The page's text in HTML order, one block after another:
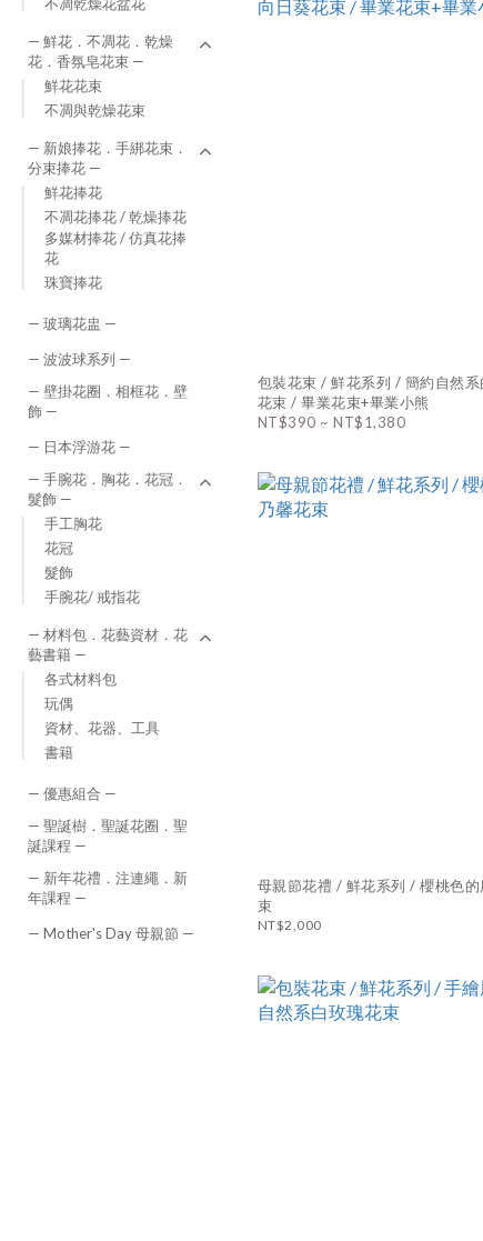
— 鮮花．不凋花．乾燥
花．香氛皂花束 —
鮮花花束
不凋與乾燥花束
— 新娘捧花．手綁花束．
分束捧花 —
鮮花捧花
不凋花捧花 / 乾燥捧花
多媒材捧花 / 仿真花捧
花
珠寶捧花
— 玻璃花盅 —
— 波波球系列 —
— 壁掛花圈．相框花．壁
飾 —
— 日本浮游花 —
— 手腕花．胸花．花冠．
髮飾 —
手工胸花
花冠
髮飾
手腕花/ 戒指花
— 材料包．花藝資材．花
藝書籍 —
各式材料包
玩偶
資材、花器、工具
書籍
— 優惠組合 —
— 聖誕樹．聖誕花圈．聖
誕課程 —
— 新年花禮．注連繩．新
年課程 —
— Mother's Day 母親節 —
包裝花束 / 鮮花系列 / 簡約自然
花束 / 畢業花束+畢業小熊
NT$390 ~ NT$1,380
母親節花禮 / 鮮花系列 / 櫻桃色的康乃馨花
束
NT$2,000